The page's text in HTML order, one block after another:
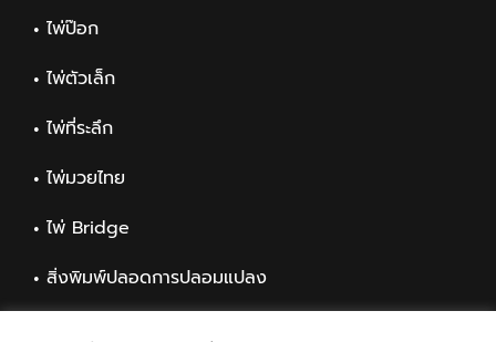
ไพ่ป๊อก
ไพ่ตัวเล็ก
ไพ่ที่ระลึก
ไพ่มวยไทย
ไพ่ Bridge
สิ่งพิมพ์ปลอดการปลอมแปลง